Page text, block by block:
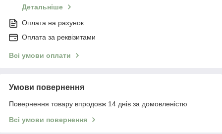
Детальніше
Оплата на рахунок
Оплата за реквізитами
Всі умови оплати
Умови повернення
Повернення товару впродовж 14 днів за домовленістю
Всі умови повернення